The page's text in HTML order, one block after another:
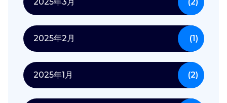
2025年2月 (1)
2025年1月 (2)